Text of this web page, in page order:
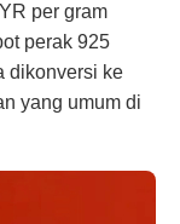
per gram
perak 925
dikonversi ke
yang umum di